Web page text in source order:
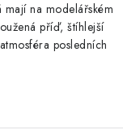
na modelářském
příď, štíhlejší
posledních